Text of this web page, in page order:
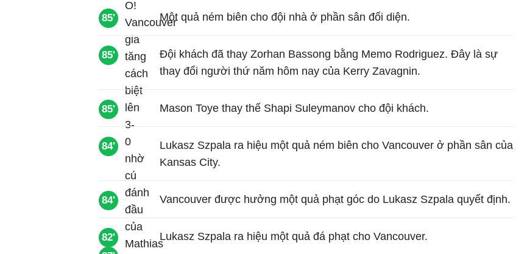
85' Một quả ném biên cho đội nhà ở phần sân đối diện.
85'
Đội khách đã thay Zorhan Bassong bằng Memo Rodriguez. Đây là sự
thay đổi người thứ năm hôm nay của Kerry Zavagnin.
85' Mason Toye thay thế Shapi Suleymanov cho đội khách.
84'
Lukasz Szpala ra hiệu một quả ném biên cho Vancouver ở phần sân của
Kansas City.
84' Vancouver được hưởng một quả phạt góc do Lukasz Szpala quyết định.
82' Lukasz Szpala ra hiệu một quả đá phạt cho Vancouver.